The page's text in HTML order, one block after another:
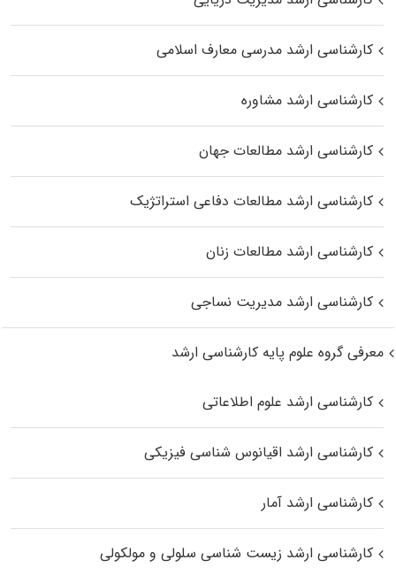
کارشناسی ارشد مدرسی معارف اسلامی
کارشناسی ارشد مشاوره
کارشناسی ارشد مطالعات جهان
کارشناسی ارشد مطالعات دفاعی استراتژیک
کارشناسی ارشد مطالعات زنان
کارشناسی ارشد مدیریت نساجی
معرفی گروه علوم پایه کارشناسی ارشد
کارشناسی ارشد علوم اطلاعاتی
کارشناسی ارشد اقیانوس‌ شناسی فیزیکی
کارشناسی ارشد آمار
کارشناسی ارشد زیست شناسی سلولی و مولکولی